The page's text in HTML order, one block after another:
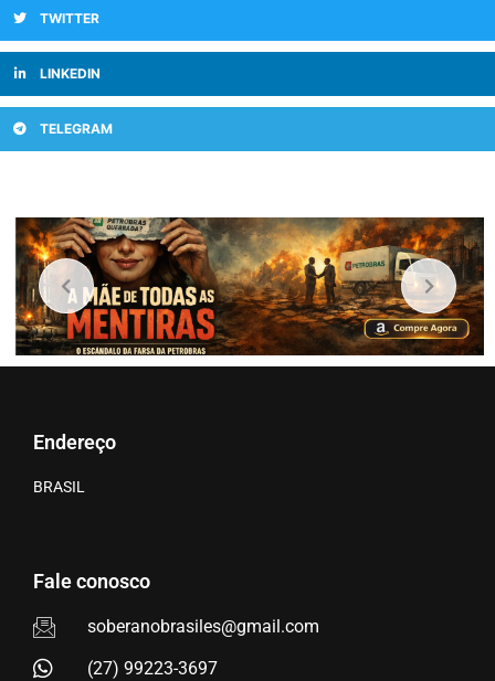
TWITTER
LINKEDIN
TELEGRAM
Endereço
BRASIL
Fale conosco
soberanobrasiles@gmail.com
(27) 99223-3697